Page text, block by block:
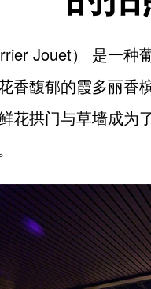
Jouet） 是一种
香馥郁的霞多丽香
花拱门与草墙成为